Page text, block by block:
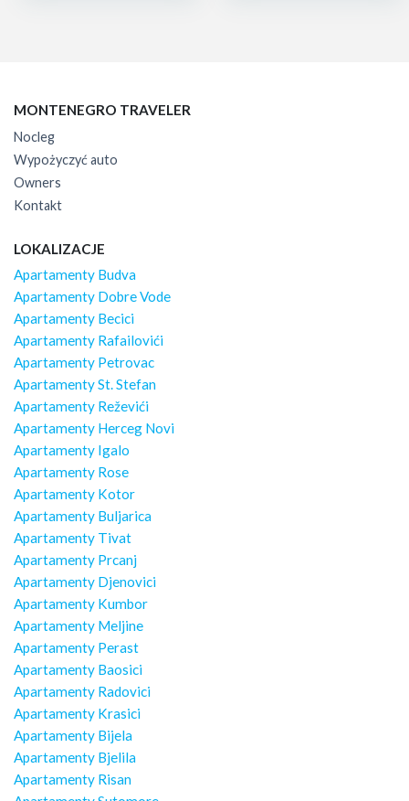
MONTENEGRO TRAVELER
Nocleg
Wypożyczyć auto
Owners
Kontakt
LOKALIZACJE
Apartamenty Budva
Apartamenty Dobre Vode
Apartamenty Becici
Apartamenty Rafailovići
Apartamenty Petrovac
Apartamenty St. Stefan
Apartamenty Reževići
Apartamenty Herceg Novi
Apartamenty Igalo
Apartamenty Rose
Apartamenty Kotor
Apartamenty Buljarica
Apartamenty Tivat
Apartamenty Prcanj
Apartamenty Djenovici
Apartamenty Kumbor
Apartamenty Meljine
Apartamenty Perast
Apartamenty Baosici
Apartamenty Radovici
Apartamenty Krasici
Apartamenty Bijela
Apartamenty Bjelila
Apartamenty Risan